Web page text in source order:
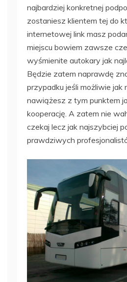
najbardziej konkretnej
zostaniesz klientem tej do
internetowej link masz
miejscu bowiem zawsze
wyśmienite autokary jak
Będzie zatem naprawdę
przypadku jeśli możliwie jak
nawiążesz z tym punktem
kooperację. A zatem nie
czekaj lecz jak najszybciej
prawdziwych